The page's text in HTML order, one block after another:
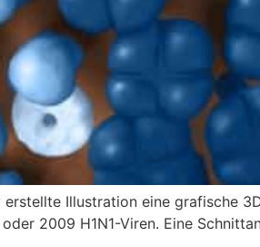
Illustration eine grafische
2009 H1N1-Viren. Eine